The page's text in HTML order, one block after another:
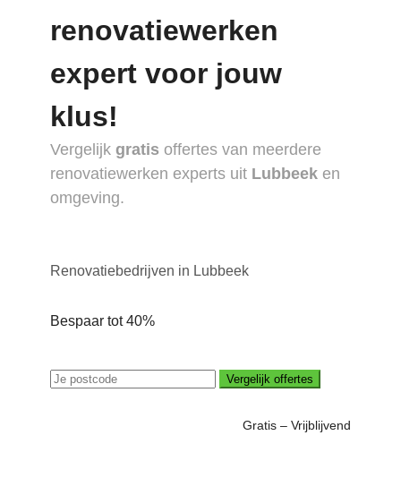
renovatiewerken
expert voor jouw
klus!
Vergelijk gratis offertes van meerdere
renovatiewerken experts uit Lubbeek en
omgeving.
Renovatiebedrijven in Lubbeek
Bespaar tot 40%
Vergelijk offertes
Gratis – Vrijblijvend